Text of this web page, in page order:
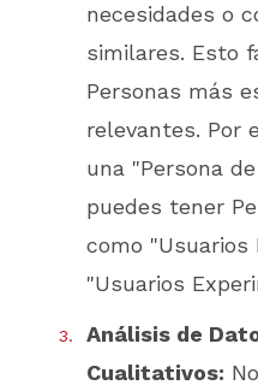
necesidades o
similares. Esto
Personas más
relevantes. Por
una "Persona
puedes tener
como "Usuarios
"Usuarios
Análisis de
Cualitativos: